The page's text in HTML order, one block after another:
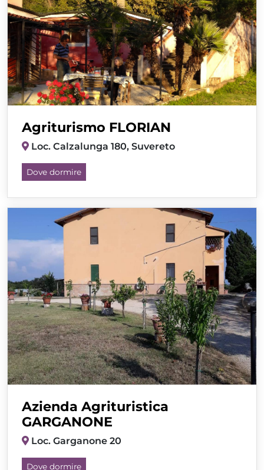
Agriturismo FLORIAN
Loc. Calzalunga 180, Suvereto
Dove dormire
Azienda Agrituristica
GARGANONE
Loc. Garganone 20
Dove dormire